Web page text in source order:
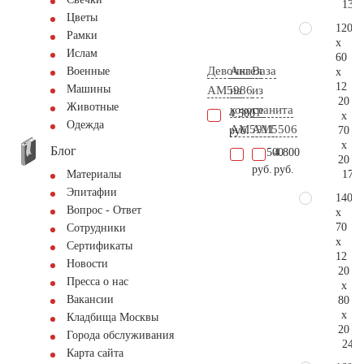
Цветы
Рамки
Ислам
Военные
Машины
Животные
Одежда
Блог
Материалы
Эпитафии
Вопрос - Ответ
Сотрудники
Сертификаты
Новости
Пресса о нас
Вакансии
Кладбища Москвы
Города обслуживания
Карта сайта
Девочка
AM5986
4.500
руб.
Ангел
на
кокосе
AM5911
41.500
руб.
Ваза
из
гранита
AM5506
4.800
руб.
120
x
60
x
12
20
x
70
x
20
140
x
70
x
12
20
x
80
x
20